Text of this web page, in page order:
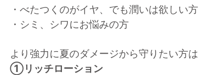
・べたつくのがイヤ、でも潤いは欲しい方
・シミ、シワにお悩みの方
より強力に夏のダメージから守りたい方は
①リッチローション